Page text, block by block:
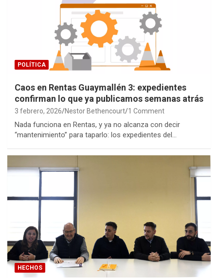
POLÍTICA
Caos en Rentas Guaymallén 3: expedientes
confirman lo que ya publicamos semanas atrás
3 febrero, 2026 Nestor Bethencourt 1 Comment
Nada funciona en Rentas, y ya no alcanza con decir
“mantenimiento” para taparlo: los expedientes del…
HECHOS